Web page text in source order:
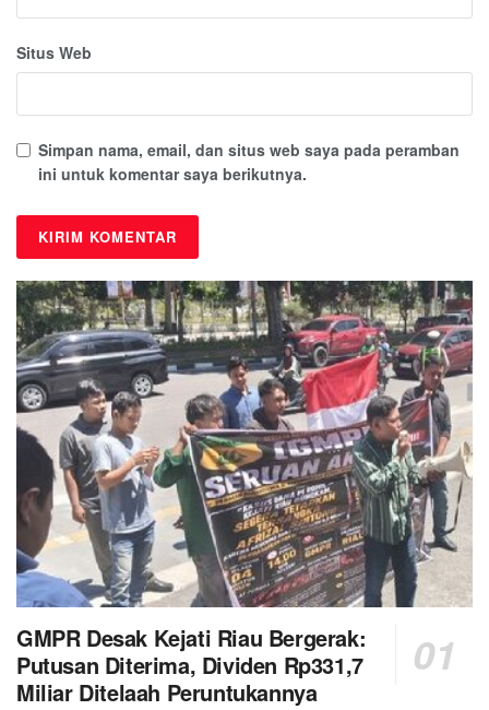
Situs Web
Simpan nama, email, dan situs web saya pada peramban
ini untuk komentar saya berikutnya.
GMPR Desak Kejati Riau Bergerak:
Putusan Diterima, Dividen Rp331,7
Miliar Ditelaah Peruntukannya